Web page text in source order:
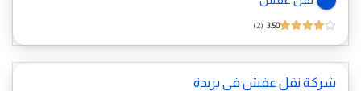
3.50
2
شركة نقل عفش في بريدة